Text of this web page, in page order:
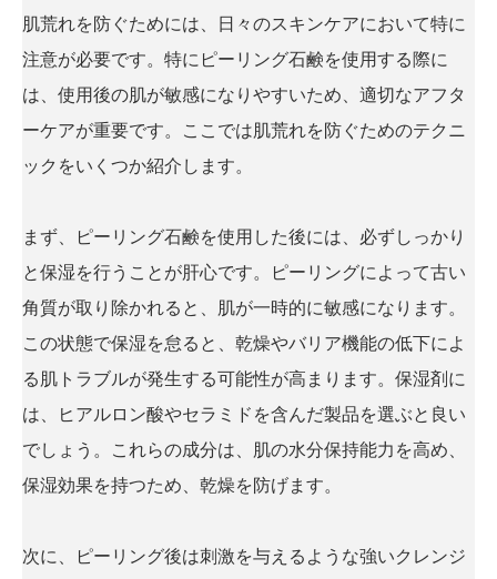
肌荒れを防ぐためには、日々のスキンケアにおいて特に
注意が必要です。特にピーリング石鹸を使用する際に
は、使用後の肌が敏感になりやすいため、適切なアフタ
ーケアが重要です。ここでは肌荒れを防ぐためのテクニ
ックをいくつか紹介します。
まず、ピーリング石鹸を使用した後には、必ずしっかり
と保湿を行うことが肝心です。ピーリングによって古い
角質が取り除かれると、肌が一時的に敏感になります。
この状態で保湿を怠ると、乾燥やバリア機能の低下によ
る肌トラブルが発生する可能性が高まります。保湿剤に
は、ヒアルロン酸やセラミドを含んだ製品を選ぶと良い
でしょう。これらの成分は、肌の水分保持能力を高め、
保湿効果を持つため、乾燥を防げます。
次に、ピーリング後は刺激を与えるような強いクレンジ